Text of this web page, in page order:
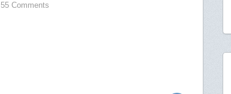
55 Comments